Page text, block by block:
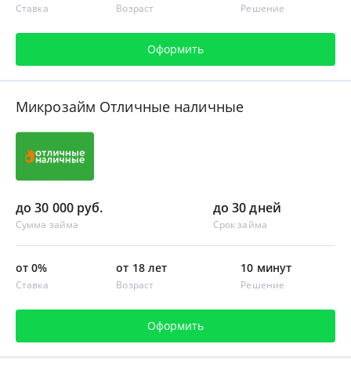
Ставка Возраст Решение
Оформить
Микрозайм Отличные наличные
до 30 000 руб.
Сумма займа
до 30 дней
Срок займа
от 0%
Ставка
от 18 лет
Возраст
10 минут
Решение
Оформить